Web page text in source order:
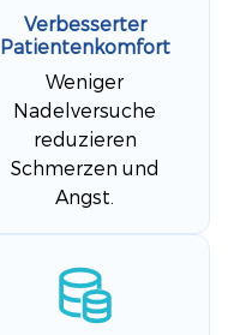
Verbesserter
Patientenkomfort
Weniger
Nadelversuche
reduzieren
Schmerzen und
Angst.